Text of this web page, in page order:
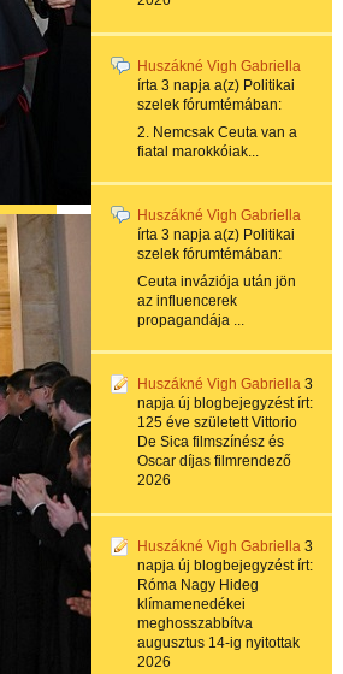
Huszákné Vigh Gabriella
írta 3 napja a(z) Politikai
szelek fórumtémában:
2. Nemcsak Ceuta van a
fiatal marokkóiak...
Huszákné Vigh Gabriella
írta 3 napja a(z) Politikai
szelek fórumtémában:
Ceuta inváziója után jön
az influencerek
propagandája ...
Huszákné Vigh Gabriella 3
napja új blogbejegyzést írt:
125 éve született Vittorio
De Sica filmszínész és
Oscar díjas filmrendező
2026
Huszákné Vigh Gabriella 3
napja új blogbejegyzést írt:
Róma Nagy Hideg
klímamenedékei
meghosszabbítva
augusztus 14-ig nyitottak
2026